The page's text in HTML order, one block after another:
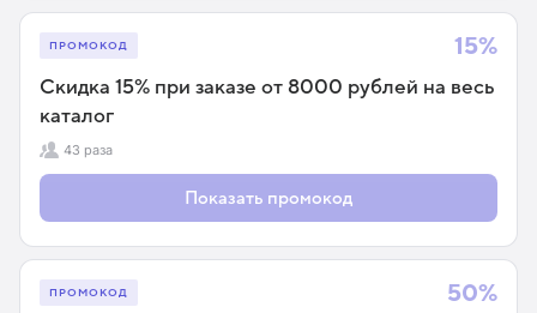
15%
ПРОМОКОД
Скидка 15% при заказе от 8000 рублей на весь
каталог
43 раза
Показать промокод
50%
ПРОМОКОД